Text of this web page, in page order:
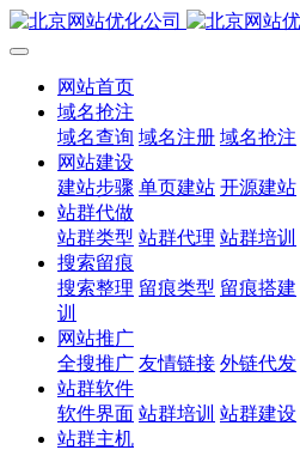
网站首页
域名抢注
域名查询 域名注册 域名抢注
网站建设
建站步骤 单页建站 开源建站
站群代做
站群类型 站群代理 站群培训
搜索留痕
搜索整理 留痕类型 留痕搭建
训
网站推广
全搜推广 友情链接 外链代发
站群软件
软件界面 站群培训 站群建设
站群主机